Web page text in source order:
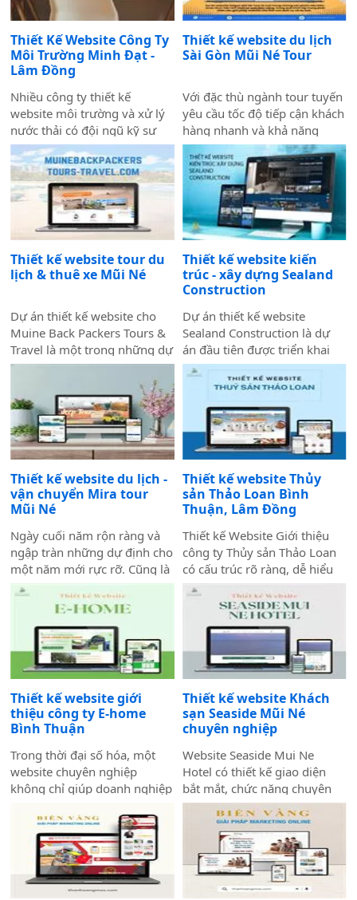
saigonadventure.com. Dự án
Adventure khẳng định vị thế
dẫn đầu trong mảng tour trải
nghiệm Sài Gòn & Việt Nam
mà còn là minh chứng cho
năng lực công nghệ và tư
duy UX/UI hiện đại từ Biển
Vàng.
Vấn đề không nằm ở nội
quảng cáo — mà nằm ngay ở
nền tảng: website chưa được
đầu.
Thiết Kế Website Công Ty
Môi Trường Minh Đạt -
Lâm Đồng
Nhiều công ty thiết kế
website môi trường và xử lý
nước thải có đội ngũ kỹ sư
giỏi, dự án thực tế ấn tượng
— nhưng website lại sơ sài,
tải chậm, không có trên
Google. Hệ quả là hợp đồng
B2B bị đối thủ có website
chuyên nghiệp hơn giành
bạn hoàn toàn vượt trội.
Thiết kế website du lịch
Sài Gòn Mũi Né Tour
Với đặc thù ngành tour tuyến
yêu cầu tốc độ tiếp cận khách
hàng nhanh và khả năng
chuyển đổi cao, dự án không
chỉ được xây dựng như một
website giới thiệu thông tin,
mà được định hướng trở
thành một công cụ hỗ trợ
bán hàng thực tế.
Thiết kế website tour du
lịch & thuê xe Mũi Né
Dự án thiết kế website cho
Muine Back Packers Tours &
Travel là một trong những dự
án mà Biển Vàng dành rất
nhiều tâm huyết để triển khai
trọn vẹn cả về giao diện, trải
nghiệm người dùng và hiệu
quả vận hành thực tế.
Thiết kế website kiến
trúc - xây dựng Sealand
Construction
Dự án thiết kế website
Sealand Construction là dự
án đầu tiên được triển khai
trong năm 2026 bởi Công ty
Thiết kế Website Biển Vàng,
một năm phát triển mới với
định hướng chuyên nghiệp,
bài bản và bền vững.
Thiết kế website du lịch -
vận chuyển Mira tour
Mũi Né
Ngày cuối năm rộn ràng và
ngập tràn những dự định cho
một năm mới rực rỡ. Cũng là
ngày công ty mình bàn giao
dự án thiết kế website Mira
Tour Mũi Né – một website
chuyên về tour du lịch và
thuê xe
Thiết kế website Thủy
sản Thảo Loan Bình
Thuận, Lâm Đồng
Thiết kế Website Giới thiệu
công ty Thủy sản Thảo Loan
có cấu trúc rõ ràng, dễ hiểu
và dễ thu hút khách truy cập
vào website giúp truyền tải
thông tin hiệu quả. Với tone
chủ đạo chính là 2 màu xanh
dương và đỏ làm nổi bật lên
những nội dung chính của
Thiết kế website giới
thiệu công ty E-home
Bình Thuận
Trong thời đại số hóa, một
website chuyên nghiệp
không chỉ giúp doanh nghiệp
công cụ tiếp cận khách hàng
hiệu quả. Dịch vụ thiết kế
website giới thiệu công ty
mang đến giải pháp tối ưu,
giúp doanh nghiệp thể hiện
Thiết kế website Khách
sạn Seaside Mũi Né
chuyên nghiệp
Website Seaside Mui Ne
Hotel có thiết kế giao diện
bắt mắt, chức năng chuyên
nghiệp quan trọng để tối ưu
trải nghiệm người dùng và
hỗ trợ hoạt động kinh doanh
hiệu quả.Một website chuyên
nghiệp không chỉ giúp bạn
tiếp cận nhiều khách hàng